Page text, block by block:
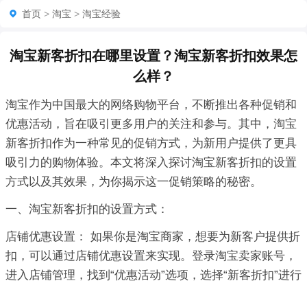
首页 > 淘宝 > 淘宝经验
淘宝新客折扣在哪里设置？淘宝新客折扣效果怎
么样？
淘宝作为中国最大的网络购物平台，不断推出各种促销和
优惠活动，旨在吸引更多用户的关注和参与。其中，淘宝
新客折扣作为一种常见的促销方式，为新用户提供了更具
吸引力的购物体验。本文将深入探讨淘宝新客折扣的设置
方式以及其效果，为你揭示这一促销策略的秘密。
一、淘宝新客折扣的设置方式：
店铺优惠设置： 如果你是淘宝商家，想要为新客户提供折
扣，可以通过店铺优惠设置来实现。登录淘宝卖家账号，
进入店铺管理，找到“优惠活动”选项，选择“新客折扣”进行